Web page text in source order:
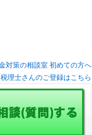
対策の相談室 初めての方へ
理士さんのご登録はこちら